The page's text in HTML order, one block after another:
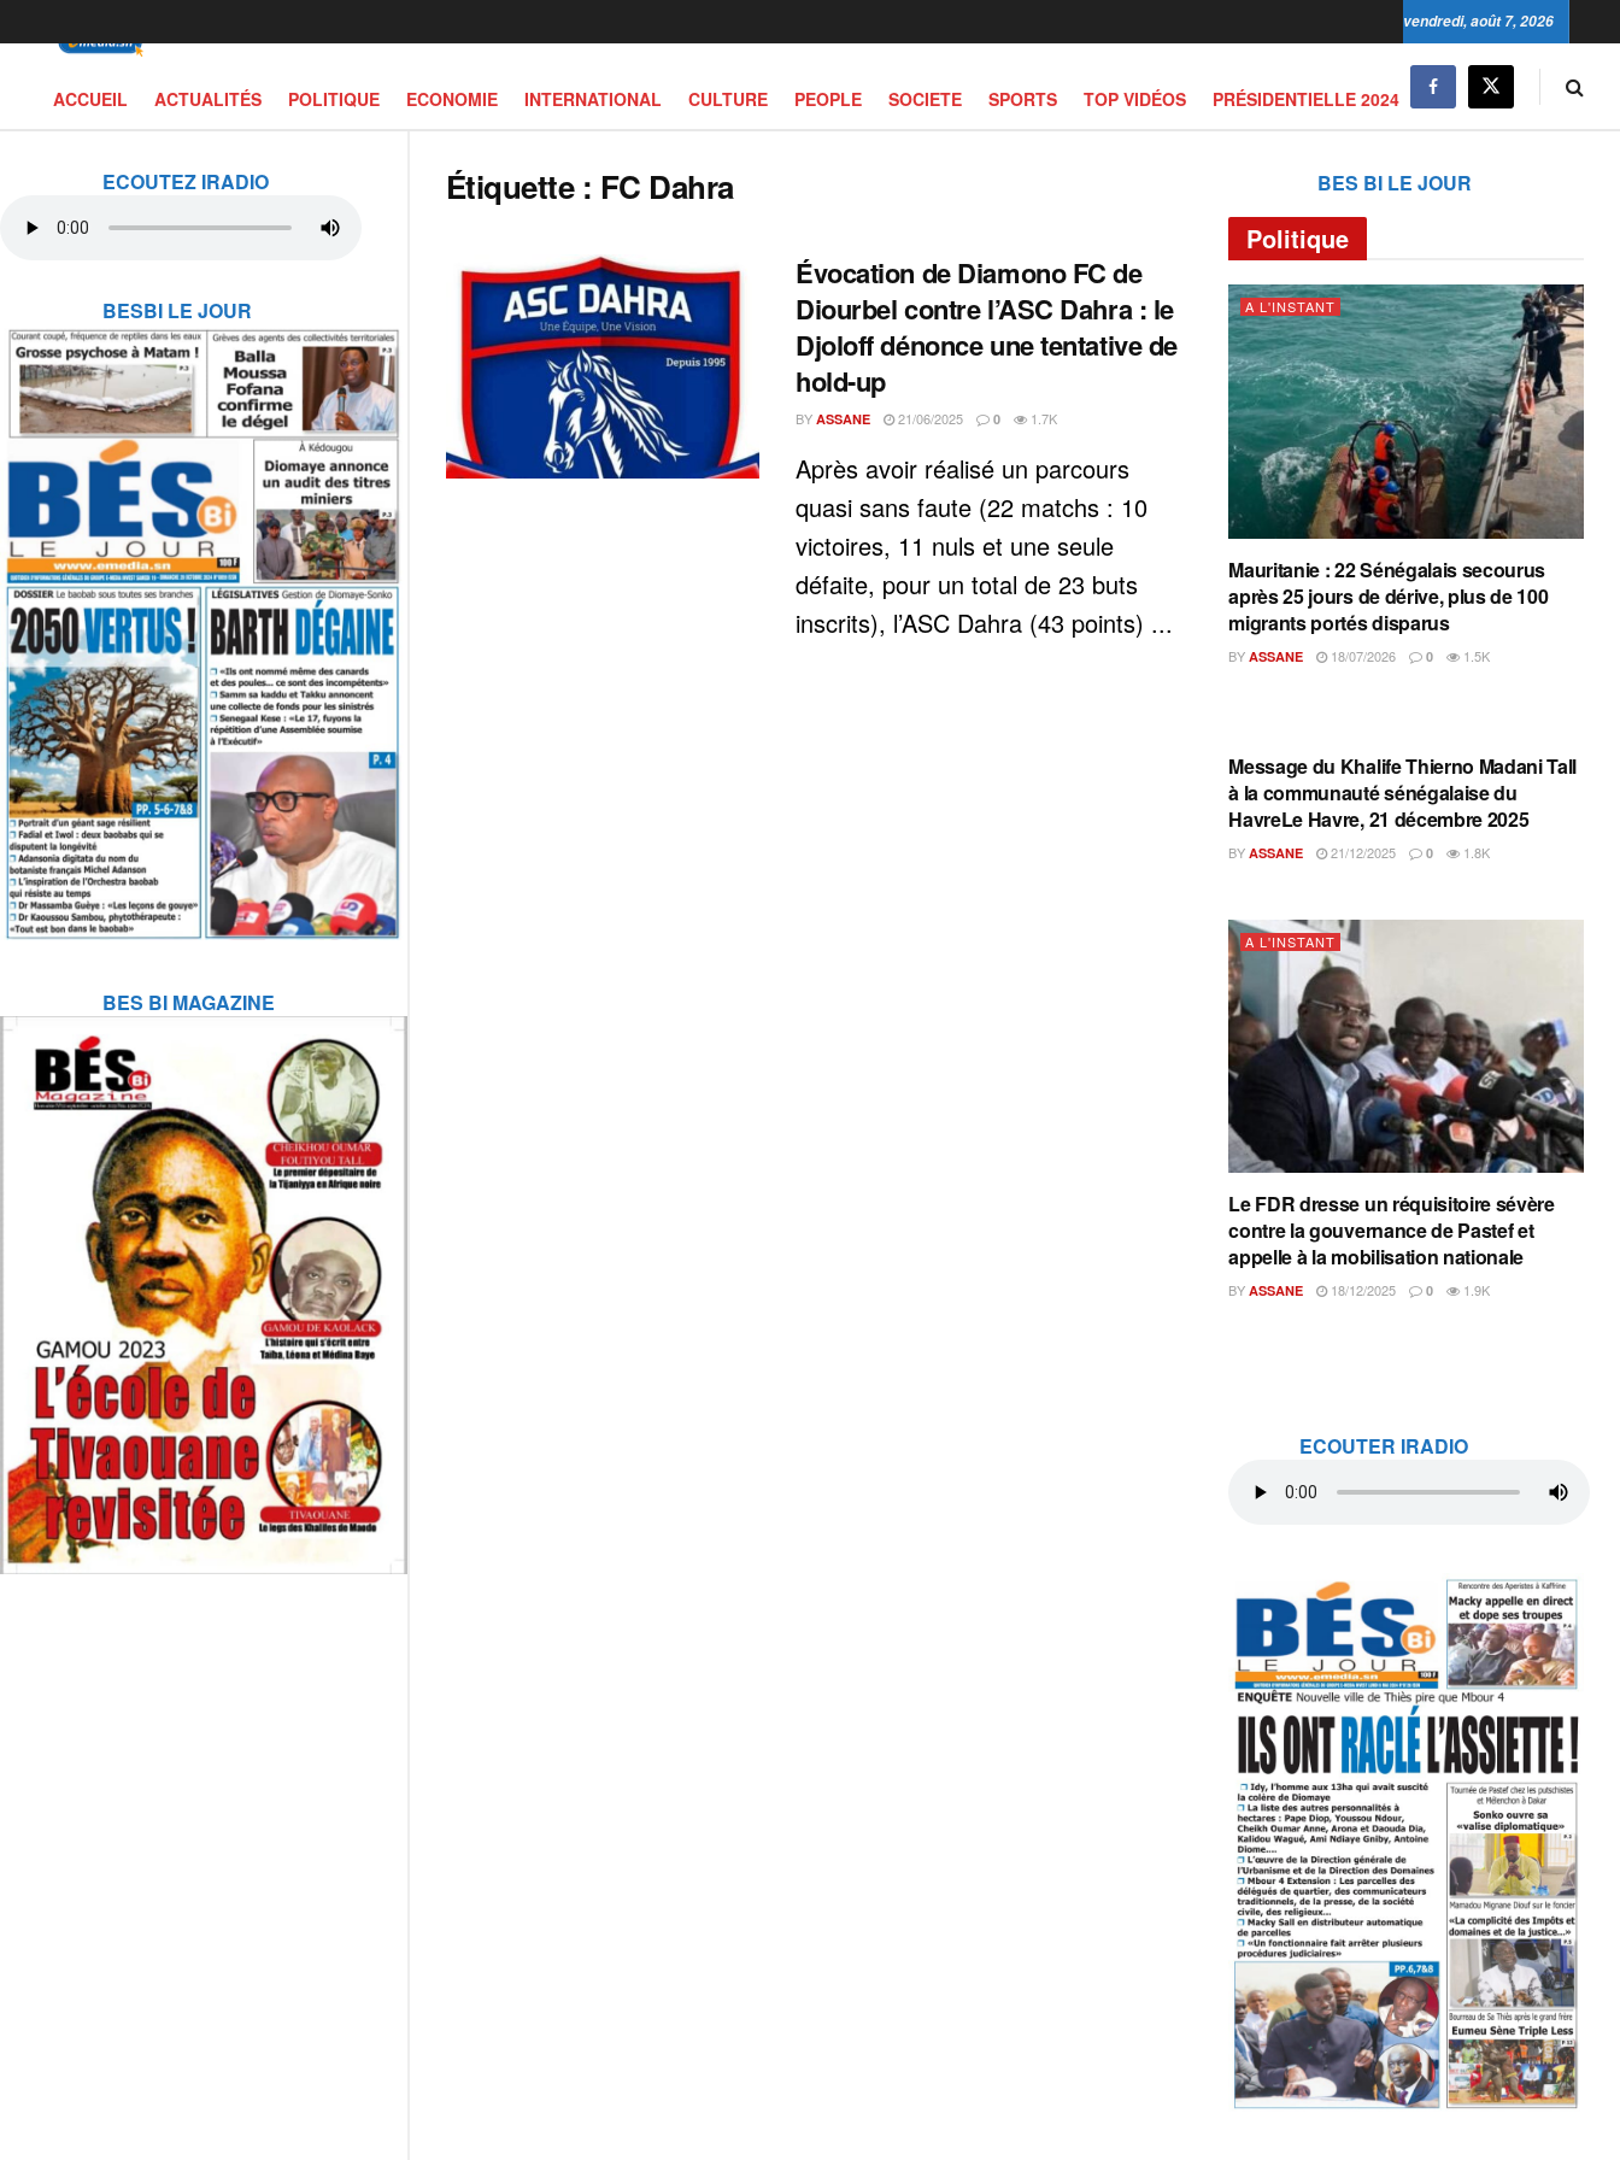
ECOUTEZ IRADIO
BESBI LE JOUR
BES BI MAGAZINE
vendredi, août 7, 2026
ACCUEIL ACTUALITÉS POLITIQUE ECONOMIE INTERNATIONAL CULTURE PEOPLE SOCIETE SPORTS TOP VIDÉOS PRÉSIDENTIELLE 2024
Étiquette : FC Dahra
Évocation de Diamono FC de
Diourbel contre l’ASC Dahra : le
Djoloff dénonce une tentative de
hold-up
BY ASSANE 21/06/2025 0 1.7K
Après avoir réalisé un parcours
quasi sans faute (22 matchs : 10
victoires, 11 nuls et une seule
défaite, pour un total de 23 buts
inscrits), l’ASC Dahra (43 points) ...
BES BI LE JOUR
Politique
A L'INSTANT
Mauritanie : 22 Sénégalais secourus
après 25 jours de dérive, plus de 100
migrants portés disparus
BY ASSANE 18/07/2026 0 1.5K
A L'INSTANT
Message du Khalife Thierno Madani Tall
à la communauté sénégalaise du
HavreLe Havre, 21 décembre 2025
BY ASSANE 21/12/2025 0 1.8K
A L'INSTANT
Le FDR dresse un réquisitoire sévère
contre la gouvernance de Pastef et
appelle à la mobilisation nationale
BY ASSANE 18/12/2025 0 1.9K
ECOUTER IRADIO